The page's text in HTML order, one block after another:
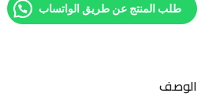
طلب المنتج عن طريق الواتساب
الوصف